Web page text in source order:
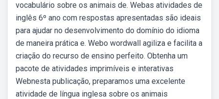
vocabulário sobre os animais de. Webas atividades de
inglês 6º ano com respostas apresentadas são ideais
para ajudar no desenvolvimento do domínio do idioma
de maneira prática e. Webo wordwall agiliza e facilita a
criação do recurso de ensino perfeito. Obtenha um
pacote de atividades imprimíveis e interativas
Webnesta publicação, preparamos uma excelente
atividade de língua inglesa sobre os animais